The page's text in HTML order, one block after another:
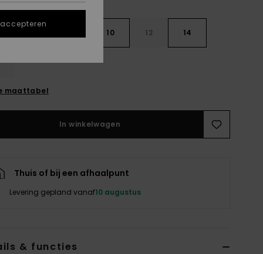
10 12 14
maattabel
In winkelwagen
Thuis of bij een afhaalpunt
Levering gepland vanaf10 augustus
& functies